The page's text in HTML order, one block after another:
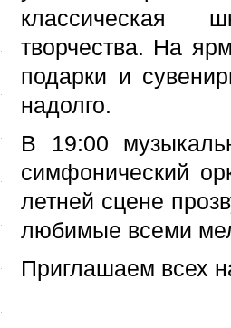
классическая
творчества. На
подарки и
надолго.
В 19:00
симфонический
летней сцене
любимые всеми
Приглашаем всех